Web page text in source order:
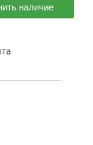
наличие